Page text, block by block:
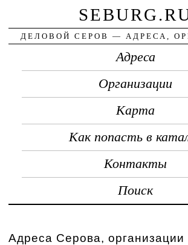
ДЕЛОВОЙ СЕРОВ — АДРЕСА,
Адреса
Организации
Карта
Как попасть в
Контакты
Поиск
Адреса Серова, организации